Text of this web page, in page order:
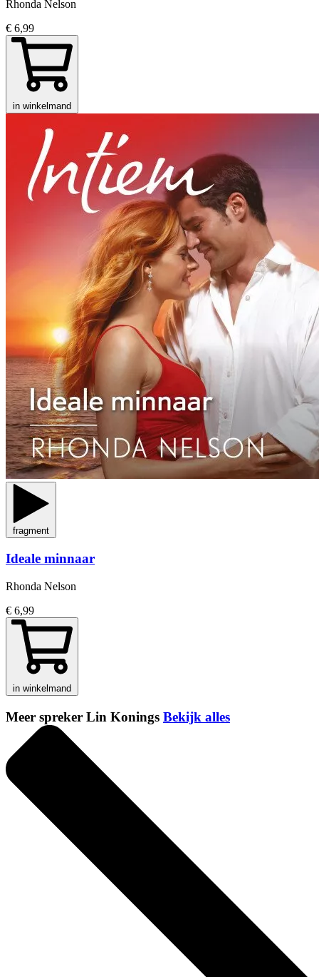
Rhonda Nelson
€ 6,99
in winkelmand
fragment
Ideale minnaar
Rhonda Nelson
€ 6,99
in winkelmand
Meer spreker Lin Konings Bekijk alles